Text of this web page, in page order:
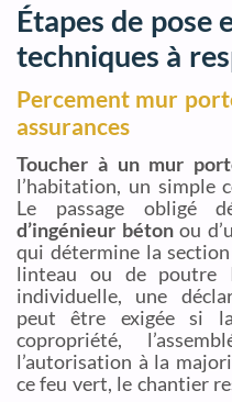
Étapes de pose
techniques à
Percement mur
assurances
Toucher à un mur
l’habitation, un simple
Le passage obligé
d’ingénieur bétonou
qui détermine la
linteau ou de poutre
individuelle, une
peut être exigée si
copropriété,
l’autorisation à la
ce feu vert, le chantier